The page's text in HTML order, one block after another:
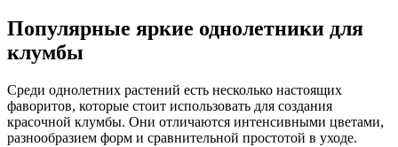
Популярные яркие однолетники для
клумбы
Среди однолетних растений есть несколько настоящих
фаворитов, которые стоит использовать для создания
красочной клумбы. Они отличаются интенсивными цветами,
разнообразием форм и сравнительной простотой в уходе.